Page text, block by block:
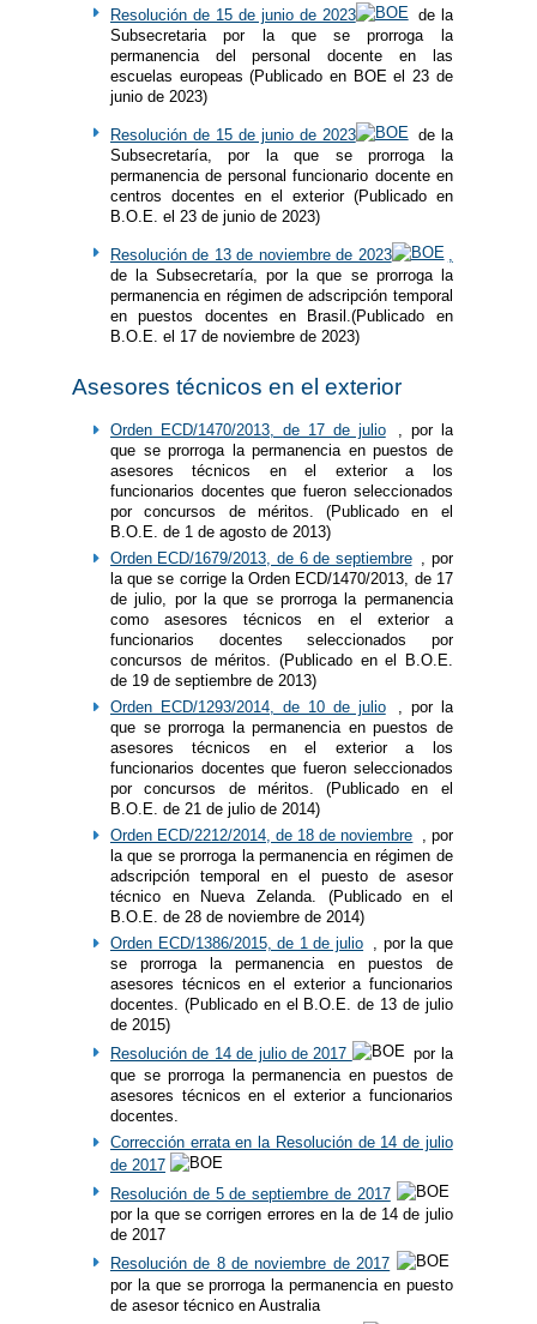
Resolución de 15 de junio de 2023
de la
Subsecretaria por la que se prorroga la
permanencia del personal docente en las
escuelas europeas (Publicado en BOE el 23 de
junio de 2023)
Resolución de 15 de junio de 2023
de la
Subsecretaría, por la que se prorroga la
permanencia de personal funcionario docente en
centros docentes en el exterior (Publicado en
B.O.E. el 23 de junio de 2023)
Resolución de 13 de noviembre de 2023
,
de la Subsecretaría, por la que se prorroga la
permanencia en régimen de adscripción temporal
en puestos docentes en Brasil.(Publicado en
B.O.E. el 17 de noviembre de 2023)
Asesores técnicos en el exterior
Orden ECD/1470/2013, de 17 de julio
, por la
que se prorroga la permanencia en puestos de
asesores técnicos en el exterior a los
funcionarios docentes que fueron seleccionados
por concursos de méritos. (Publicado en el
B.O.E. de 1 de agosto de 2013)
Orden ECD/1679/2013, de 6 de septiembre
, por
la que se corrige la Orden ECD/1470/2013, de 17
de julio, por la que se prorroga la permanencia
como asesores técnicos en el exterior a
funcionarios docentes seleccionados por
concursos de méritos. (Publicado en el B.O.E.
de 19 de septiembre de 2013)
Orden ECD/1293/2014, de 10 de julio
, por la
que se prorroga la permanencia en puestos de
asesores técnicos en el exterior a los
funcionarios docentes que fueron seleccionados
por concursos de méritos. (Publicado en el
B.O.E. de 21 de julio de 2014)
Orden ECD/2212/2014, de 18 de noviembre , por
la que se prorroga la permanencia en régimen de
adscripción temporal en el puesto de asesor
técnico en Nueva Zelanda. (Publicado en el
B.O.E. de 28 de noviembre de 2014)
Orden ECD/1386/2015, de 1 de julio , por la que
se prorroga la permanencia en puestos de
asesores técnicos en el exterior a funcionarios
docentes. (Publicado en el B.O.E. de 13 de julio
de 2015)
Resolución de 14 de julio de 2017
por la
que se prorroga la permanencia en puestos de
asesores técnicos en el exterior a funcionarios
docentes.
Corrección errata en la Resolución de 14 de julio
de 2017
Resolución de 5 de septiembre de 2017
por la que se corrigen errores en la de 14 de julio
de 2017
Resolución de 8 de noviembre de 2017
por la que se prorroga la permanencia en puesto
de asesor técnico en Australia